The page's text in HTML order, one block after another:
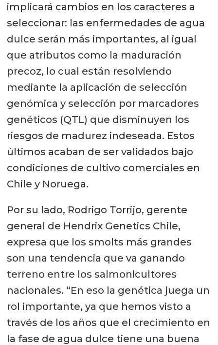
implicará cambios en los caracteres a
seleccionar: las enfermedades de agua
dulce serán más importantes, al igual
que atributos como la maduración
precoz, lo cual están resolviendo
mediante la aplicación de selección
genómica y selección por marcadores
genéticos (QTL) que disminuyen los
riesgos de madurez indeseada. Estos
últimos acaban de ser validados bajo
condiciones de cultivo comerciales en
Chile y Noruega.
Por su lado, Rodrigo Torrijo, gerente
general de Hendrix Genetics Chile,
expresa que los smolts más grandes
son una tendencia que va ganando
terreno entre los salmonicultores
nacionales. “En eso la genética juega un
rol importante, ya que hemos visto a
través de los años que el crecimiento en
la fase de agua dulce tiene una buena